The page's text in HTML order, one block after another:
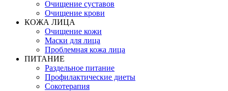
Очищение суставов
Очищение крови
КОЖА ЛИЦА
Очищение кожи
Маски для лица
Проблемная кожа лица
ПИТАНИЕ
Раздельное питание
Профилактические диеты
Сокотерапия